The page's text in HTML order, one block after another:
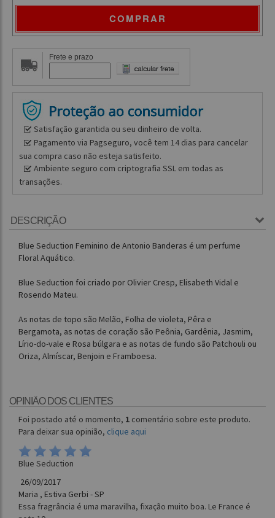
COMPRAR
Frete e prazo
Satisfação garantida ou seu dinheiro de volta.
Pagamento via Pagseguro, você tem 14 dias para cancelar
sua compra caso não esteja satisfeito.
Ambiente seguro com criptografia SSL em todas as
transações.
DESCRIÇÃO
Blue Seduction Feminino de Antonio Banderas é um perfume
Floral Aquático.
Blue Seduction foi criado por Olivier Cresp, Elisabeth Vidal e
Rosendo Mateu.
As notas de topo são Melão, Folha de violeta, Pêra e
Bergamota, as notas de coração são Peônia, Gardênia, Jasmim,
Lírio-do-vale e Rosa búlgara e as notas de fundo são Patchouli ou
Oriza, Almíscar, Benjoin e Framboesa.
OPINIÃO DOS CLIENTES
Foi postado até o momento, 1 comentário sobre este produto.
Para deixar sua opinião, clique aqui
Blue Seduction
26/09/2017
Maria , Estiva Gerbi - SP
Essa fragrância é uma maravilha, fixação muito boa. Le France é